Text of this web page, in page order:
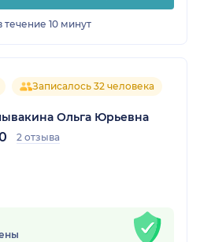
10 минут
Записалось 32 человека
Ольга Юрьевна
2 отзыва